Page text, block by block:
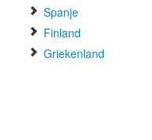
Spanje
Finland
Griekenland